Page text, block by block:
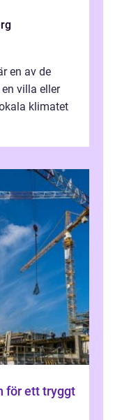
en av de
villa eller
klimatet